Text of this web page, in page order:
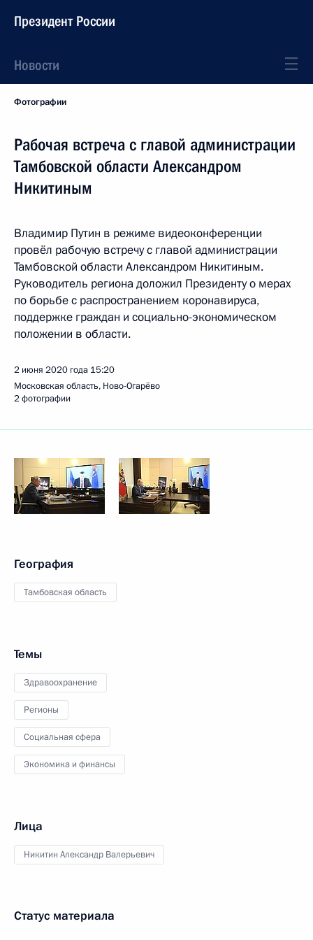
Президент России
Новости
Фотографии
Рабочая встреча с главой администрации
Тамбовской области Александром
Никитиным
Владимир Путин в режиме видеоконференции
провёл рабочую встречу с главой администрации
Тамбовской области Александром Никитиным.
Руководитель региона доложил Президенту о мерах
по борьбе с распространением коронавируса,
поддержке граждан и социально-экономическом
положении в области.
2 июня 2020 года 15:20
Московская область, Ново-Огарёво
2 фотографии
География
Тамбовская область
Темы
Здравоохранение
Регионы
Социальная сфера
Экономика и финансы
Лица
Никитин Александр Валерьевич
Статус материала